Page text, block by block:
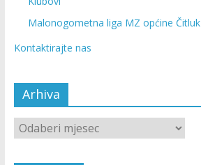
Malonogometna liga MZ općine Čitluk
Kontaktirajte nas
Arhiva